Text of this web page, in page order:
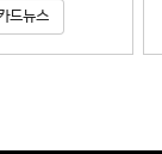
드뉴스